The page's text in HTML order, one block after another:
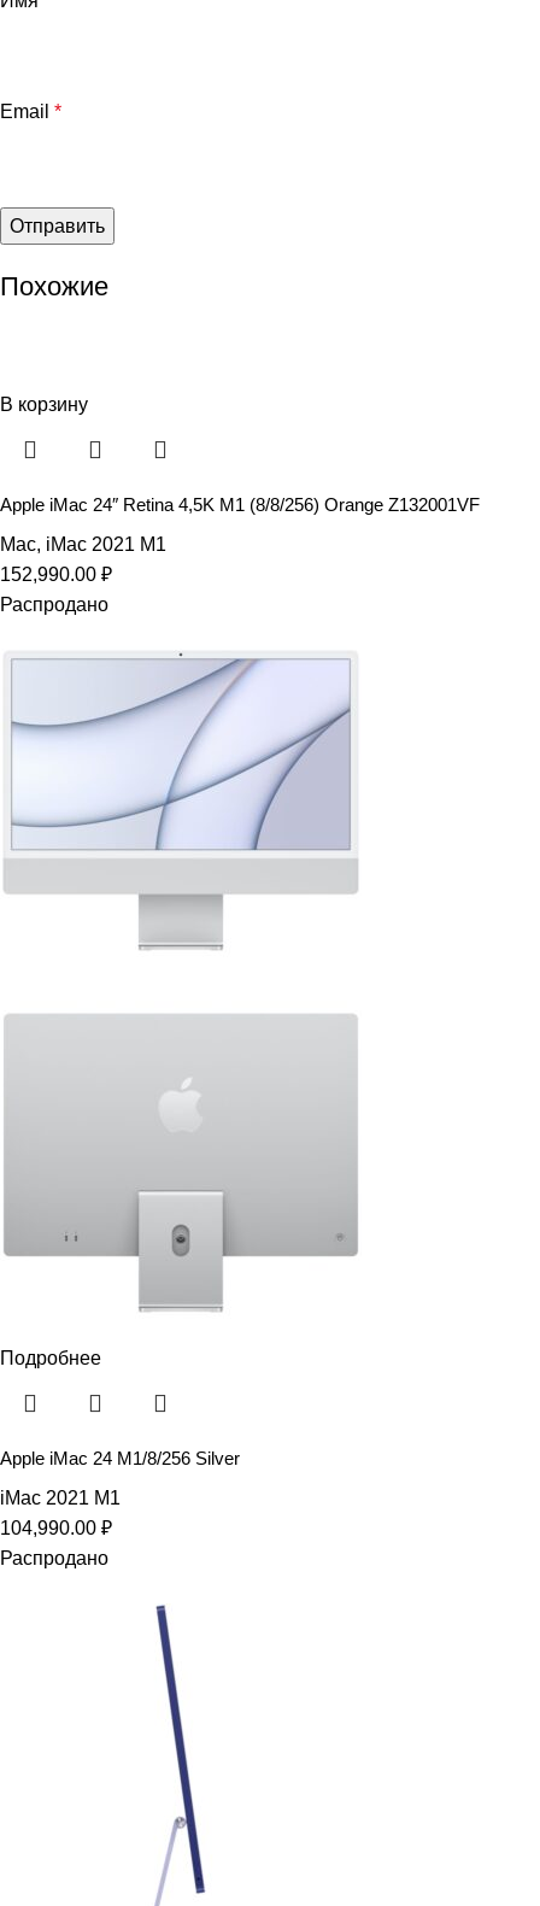
Email *
Похожие
В корзину
Apple iMac 24″ Retina 4,5K M1 (8/8/256) Orange Z132001VF
Mac, iMac 2021 M1
152,990.00 ₽
Распродано
Подробнее
Apple iMac 24 M1/8/256 Silver
iMac 2021 M1
104,990.00 ₽
Распродано